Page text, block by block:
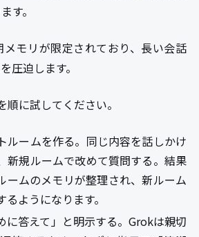
す。
モリが限定されており、長い会話
圧迫します。
順に試してください。
ルームを作る。同じ内容を話しかけ
新規ルームで改めて質問する。結果
ームのメモリが整理され、新ルーム
ようになります。
に答えて」と明示する。Grokは親切